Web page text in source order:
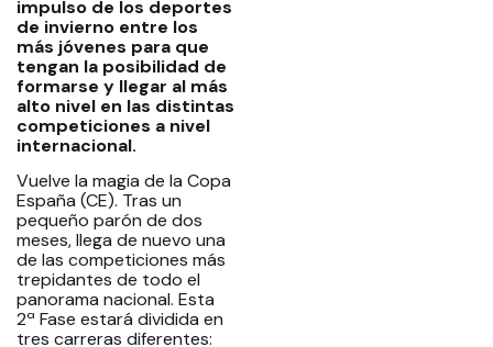
impulso de los deportes
de invierno entre los
más jóvenes para que
tengan la posibilidad de
formarse y llegar al más
alto nivel en las distintas
competiciones a nivel
internacional.
Vuelve la magia de la Copa
España (CE). Tras un
pequeño parón de dos
meses, llega de nuevo una
de las competiciones más
trepidantes de todo el
panorama nacional. Esta
2ª Fase estará dividida en
tres carreras diferentes: